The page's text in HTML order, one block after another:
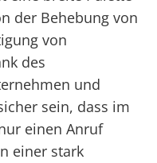
der Behebung von
von
des
und
sein, dass im
einen Anruf
einer stark